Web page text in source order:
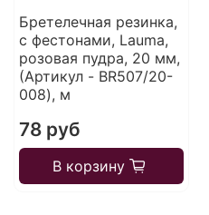
Бретелечная резинка,
с фестонами, Lauma,
розовая пудра, 20 мм,
(Артикул - BR507/20-
008), м
78 руб
В корзину